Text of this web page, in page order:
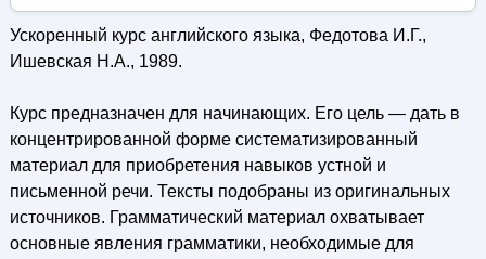
Ускоренный курс английского языка, Федотова И.Г.,
Ишевская Н.А., 1989.
Курс предназначен для начинающих. Его цель — дать в
концентрированной форме систематизированный
материал для приобретения навыков устной и
письменной речи. Тексты подобраны из оригинальных
источников. Грамматический материал охватывает
основные явления грамматики, необходимые для